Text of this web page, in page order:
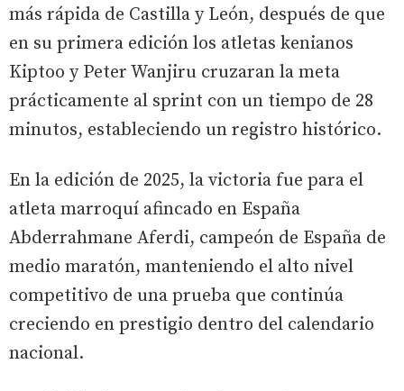
más rápida de Castilla y León, después de que
en su primera edición los atletas kenianos
Kiptoo y Peter Wanjiru cruzaran la meta
prácticamente al sprint con un tiempo de 28
minutos, estableciendo un registro histórico.
En la edición de 2025, la victoria fue para el
atleta marroquí afincado en España
Abderrahmane Aferdi, campeón de España de
medio maratón, manteniendo el alto nivel
competitivo de una prueba que continúa
creciendo en prestigio dentro del calendario
nacional.